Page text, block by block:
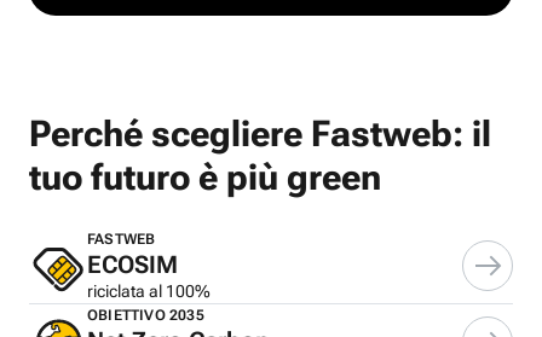
Perché scegliere Fastweb: il
tuo futuro è più green
FASTWEB
ECOSIM
riciclata al 100%
OBIETTIVO 2035